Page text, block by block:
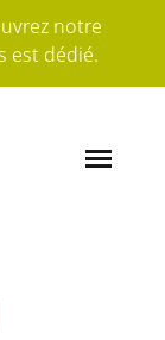
notre
est dédié.